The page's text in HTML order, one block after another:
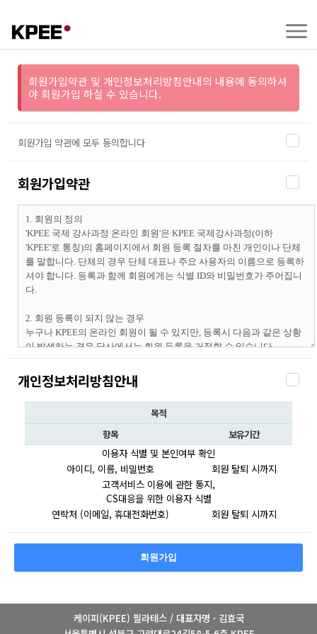
회원가입약관 및 개인정보처리방침안내의 내용에 동의하셔
야 회원가입 하실 수 있습니다.
회원가입 약관에 모두 동의합니다
회원가입약관
개인정보처리방침안내
목적
항목
보유기간
이용자 식별 및 본인여부 확인
아이디, 이름, 비밀번호
회원 탈퇴 시까지
고객서비스 이용에 관한 통지,
CS대응을 위한 이용자 식별
연락처 (이메일, 휴대전화번호)
회원 탈퇴 시까지
회원가입
케이피(KPEE) 필라테스 / 대표자명 · 김효국